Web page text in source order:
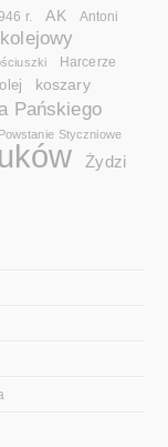
r. AK
Antoni
Harcerze
koszary
Pańskiego
Powstanie Styczniowe
Żydzi